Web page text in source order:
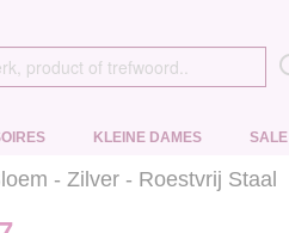
KLEINE DAMES SALE
- Zilver - Roestvrij Staal